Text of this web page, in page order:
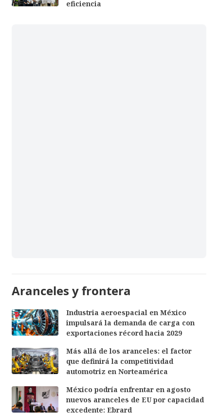
eficiencia
Aranceles y frontera
Industria aeroespacial en México
impulsará la demanda de carga con
exportaciones récord hacia 2029
Más allá de los aranceles: el factor
que definirá la competitividad
automotriz en Norteamérica
México podría enfrentar en agosto
nuevos aranceles de EU por capacidad
excedente: Ebrard